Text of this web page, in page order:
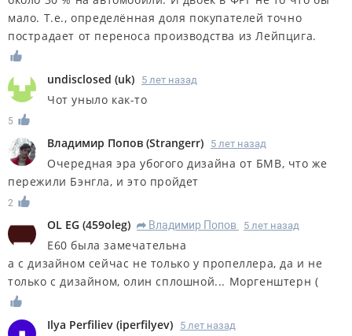
мало. Т.е., определённая доля покупателей точно
пострадает от переноса производства из Лейпцига.
undisclosed (uk) 5 лет назад
Чот уныло как-то
5
Владимир Попов (Strangerr) 5 лет назад
Очередная эра убогого дизайна от БМВ, что же
пережили Бэнгла, и это пройдет
2
OL EG (459oleg) R Владимир Попов 5 лет назад
Е60 была замечательна
а с дизайном сейчас не только у пропеллера, да и не
только с дизайном, олин сплошной... Моргенштерн (
Ilya Perfiliev (iperfilyev) 5 лет назад